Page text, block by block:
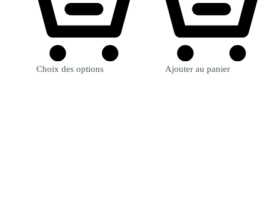
Choix des options Ajouter au panier